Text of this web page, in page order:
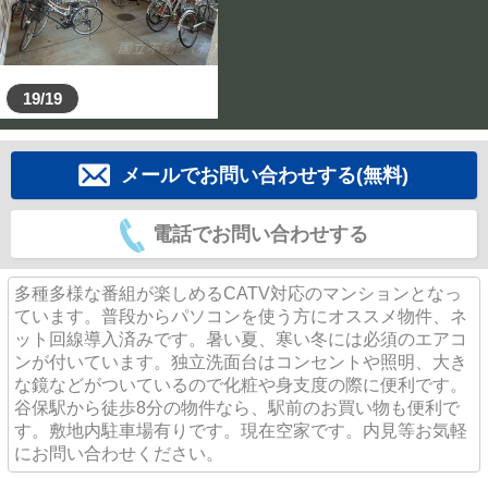
19/19
メールでお問い合わせする(無料)
電話でお問い合わせする
多種多様な番組が楽しめるCATV対応のマンションとなっ
ています。普段からパソコンを使う方にオススメ物件、ネ
ット回線導入済みです。暑い夏、寒い冬には必須のエアコ
ンが付いています。独立洗面台はコンセントや照明、大き
な鏡などがついているので化粧や身支度の際に便利です。
谷保駅から徒歩8分の物件なら、駅前のお買い物も便利で
す。敷地内駐車場有りです。現在空家です。内見等お気軽
にお問い合わせください。